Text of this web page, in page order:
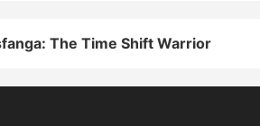
The Time Shift Warrior